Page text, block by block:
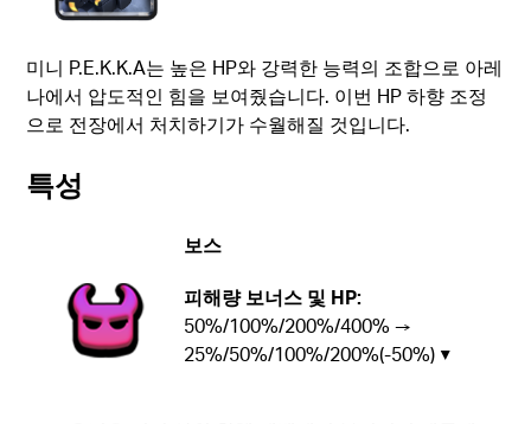
미니 P.E.K.K.A는 높은 HP와 강력한 능력의 조합으로 아레
나에서 압도적인 힘을 보여줬습니다. 이번 HP 하향 조정
으로 전장에서 처치하기가 수월해질 것입니다.
특성
보스
피해량 보너스 및 HP:
50%/100%/200%/400% →
25%/50%/100%/200%(-50%) ▼